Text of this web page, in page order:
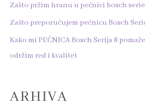
f
o
Zašto pržim hranu u pećnici bosch serie
Zašto preporučujem pećnicu Bosch
Kako mi PEĆNICA Bosch Serija 8
održim red i kvalitet
ARHIVA